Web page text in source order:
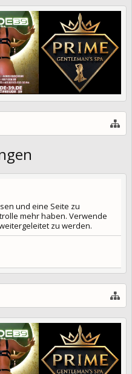
und eine Seite zu
mehr haben. Verwende
zu werden.